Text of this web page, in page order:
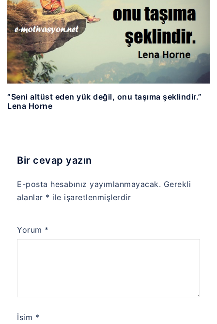
“Seni altüst eden yük değil, onu taşıma şeklindir.”
Lena Horne
Bir cevap yazın
E-posta hesabınız yayımlanmayacak. Gerekli
alanlar * ile işaretlenmişlerdir
Yorum *
İsim *